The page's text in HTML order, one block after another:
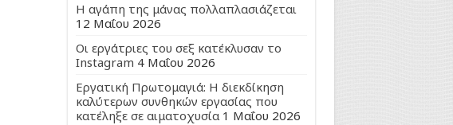
Η αγάπη της μάνας πολλαπλασιάζεται
12 Μαΐου 2026
Οι εργάτριες του σεξ κατέκλυσαν το
Instagram 4 Μαΐου 2026
Εργατική Πρωτομαγιά: Η διεκδίκηση
καλύτερων συνθηκών εργασίας που
κατέληξε σε αιματοχυσία 1 Μαΐου 2026